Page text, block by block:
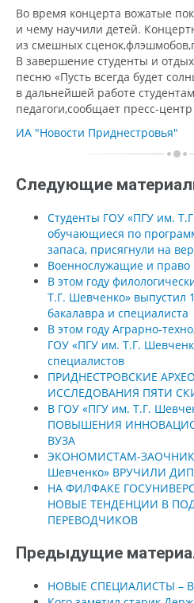
Во время концерта вожатые
и чему научили детей.
из смешных сценок,флэшмобов,
В завершение студенты и
песню «Пусть всегда будет
в дальнейшей работе
педагоги,сообщает пресс-
ИА "Новости Приднестровья"
Следующие
Студенты ГОУ «ПГУ им.
обучающиеся по
запаса, присягнули на
Военнослужащие и право
В этом году
Т.Г. Шевченко» выпустил
бакалавра и специалиста
В этом году Аграрно-
ГОУ «ПГУ им. Т.Г.
специалистов
ПРИДНЕСТРОВСКИЕ
ИССЛЕДОВАНИЯ ПЯТИ
В ГОУ «ПГУ им. Т.Г.
ПОВЫШЕНИЯ
ВУЗА
ЭКОНОМИСТАМ-
Шевченко» ВРУЧИЛИ
НА ФИЛФАКЕ
НОВЫЕ ТЕНДЕНЦИИ В
ПЕРЕВОДЧИКОВ
Предыдущие
НОВЫЕ СПЕЦИАЛИСТЫ –